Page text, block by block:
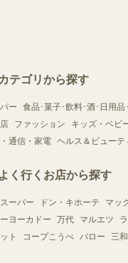
カテゴリから探す
ー 食品･菓子･飲料･酒･日用品
ファッション キッズ・ベビ
通信・家電 ヘルス＆ビューテ
よく行くお店から探す
ーパー ドン・キホーテ マッ
ヨーカドー
万代 マルエツ
ト
コープこうべ バロー 三和